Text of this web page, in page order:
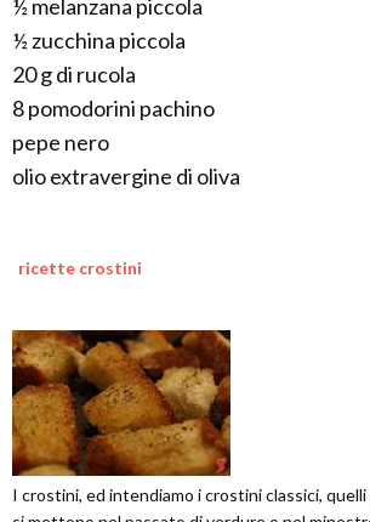
½ melanzana piccola
½ zucchina piccola
20 g di rucola
8 pomodorini pachino
pepe nero
olio extravergine di oliva
ricette crostini
I crostini, ed intendiamo i crostini classici,